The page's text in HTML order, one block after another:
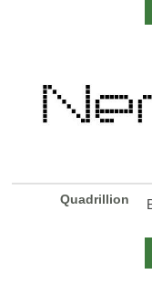
Quadrillion